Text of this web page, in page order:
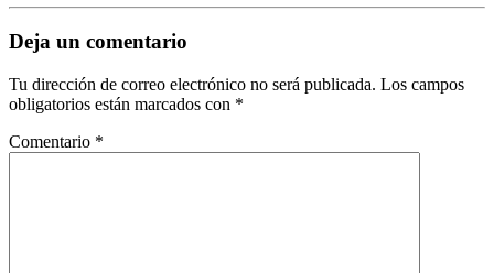
Deja un comentario
Tu dirección de correo electrónico no será publicada. Los campos
obligatorios están marcados con *
Comentario *